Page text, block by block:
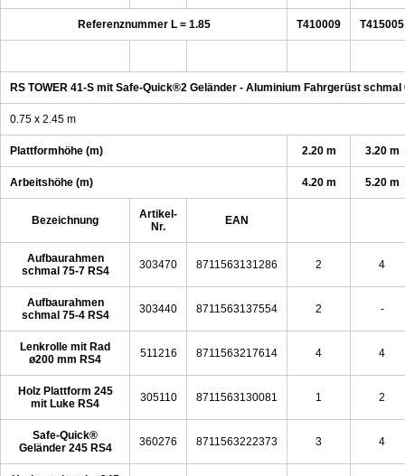
Referenznummer L = 1.85 T410009 T415005
RS TOWER 41-S mit Safe-Quick®2 Geländer - Aluminium Fahrgerüst schmal
0.75 x 2.45 m
Plattformhöhe (m) 2.20 m 3.20 m
Arbeitshöhe (m) 4.20 m 5.20 m
Bezeichnung
Artikel-
Nr.
EAN
Aufbaurahmen
schmal 75-7 RS4
303470 8711563131286 2 4
Aufbaurahmen
schmal 75-4 RS4
303440 8711563137554 2 -
Lenkrolle mit Rad
ø200 mm RS4
511216 8711563217614 4 4
Holz Plattform 245
mit Luke RS4
305110 8711563130081 1 2
Safe-Quick®
Geländer 245 RS4
360276 8711563222373 3 4